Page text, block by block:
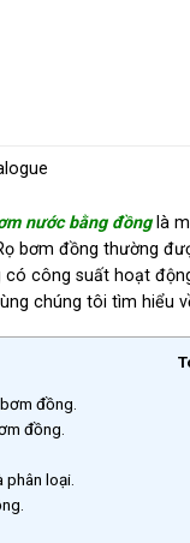
nước bằng đồnglà
bơm đồng thường
công suất hoạt
chúng tôi tìm hiểu
đồng.
đồng.
phân loại.